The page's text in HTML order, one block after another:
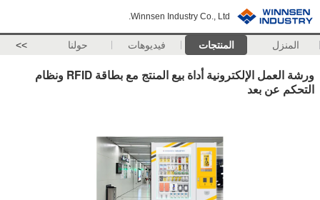
Winnsen Industry Co., Ltd.
المنزل المنتجات فيديوهات حولنا >>
ورشة العمل الإلكترونية أداة بيع المنتج مع بطاقة RFID ونظام
التحكم عن بعد